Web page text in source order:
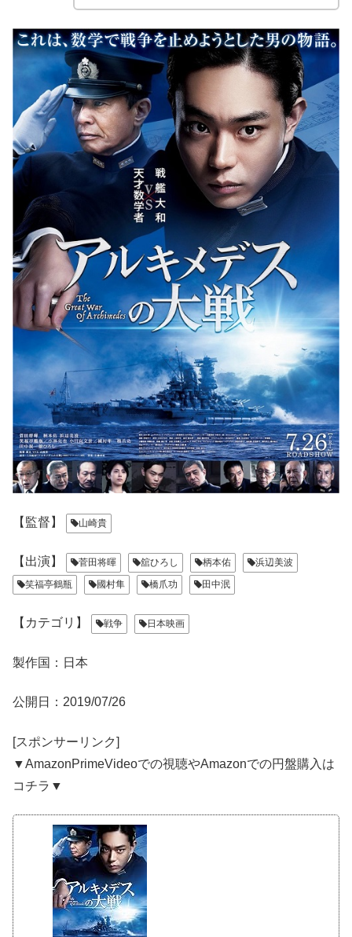
【監督】 山崎貴
【出演】 菅田将暉 舘ひろし 柄本佑
浜辺美波
笑福亭鶴瓶
國村隼 橋爪功 田中泯
【カテゴリ】 戦争 日本映画
製作国：日本
公開日：2019/07/26
[スポンサーリンク]
▼AmazonPrimeVideoでの視聴やAmazonでの円盤購入は
コチラ▼